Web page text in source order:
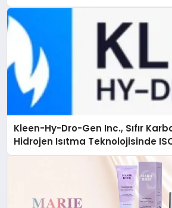
Kleen-Hy-Dro-Gen Inc., Sıfır
Hidrojen Isıtma Teknolojisinde
Düzenleyici Onaylarını Aldı